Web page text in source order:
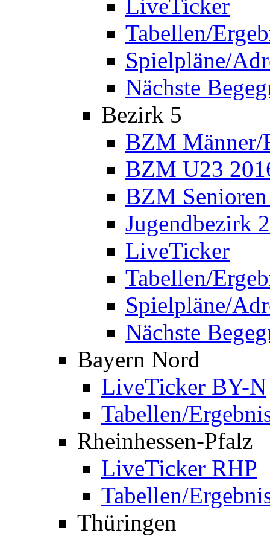
LiveTicker
Tabellen/
Spielpläne/
Nächste
Bezirk 5
BZM Männer/
BZM U23
BZM
Jugendbezirk
LiveTicker
Tabellen/
Spielpläne/
Nächste
Bayern Nord
LiveTicker BY-N
Tabellen/
Rheinhessen-Pfalz
LiveTicker RHP
Tabellen/
Thüringen